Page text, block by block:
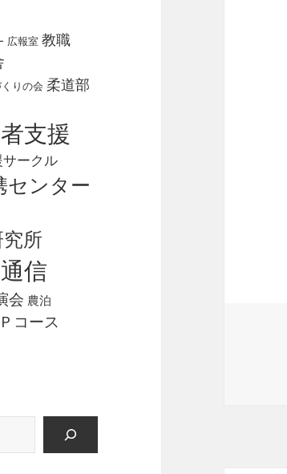
広報室 教職
りの会 柔道部
支援
ークル
センター
所
信
会 農泊
コース